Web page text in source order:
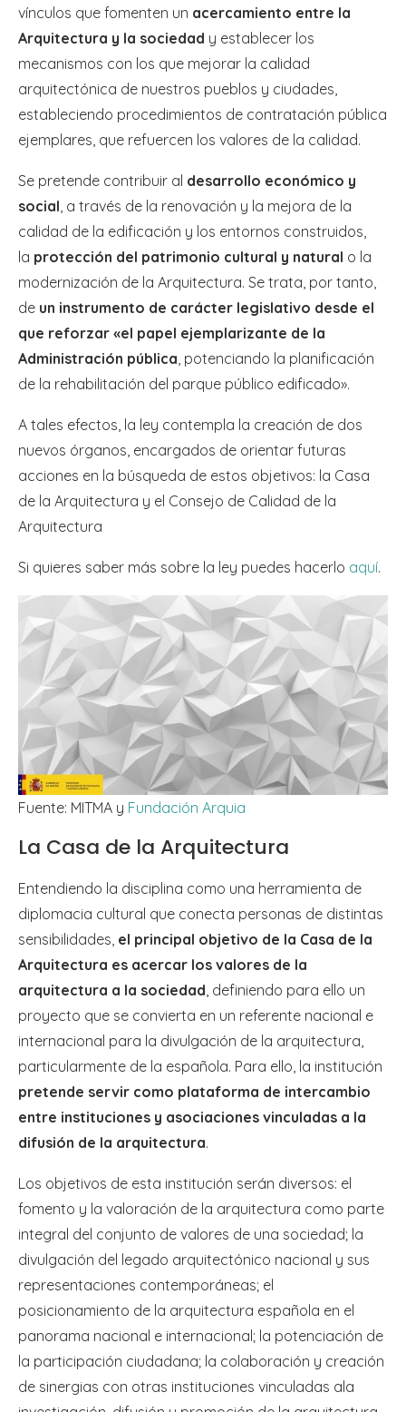
vínculos que fomenten un acercamiento entre la
Arquitectura y la sociedad y establecer los
mecanismos con los que mejorar la calidad
arquitectónica de nuestros pueblos y ciudades,
estableciendo procedimientos de contratación pública
ejemplares, que refuercen los valores de la calidad.
Se pretende contribuir al desarrollo económico y
social, a través de la renovación y la mejora de la
calidad de la edificación y los entornos construidos,
la protección del patrimonio cultural y natural o la
modernización de la Arquitectura. Se trata, por tanto,
de un instrumento de carácter legislativo desde el
que reforzar «el papel ejemplarizante de la
Administración pública, potenciando la planificación
de la rehabilitación del parque público edificado».
A tales efectos, la ley contempla la creación de dos
nuevos órganos, encargados de orientar futuras
acciones en la búsqueda de estos objetivos: la Casa
de la Arquitectura y el Consejo de Calidad de la
Arquitectura
Si quieres saber más sobre la ley puedes hacerlo aquí.
Fuente: MITMA y Fundación Arquia
La Casa de la Arquitectura
Entendiendo la disciplina como una herramienta de
diplomacia cultural que conecta personas de distintas
sensibilidades, el principal objetivo de la Casa de la
Arquitectura es acercar los valores de la
arquitectura a la sociedad , definiendo para ello un
proyecto que se convierta en un referente nacional e
internacional para la divulgación de la arquitectura,
particularmente de la española. Para ello, la institución
pretende servir como plataforma de intercambio
entre instituciones y asociaciones vinculadas a la
difusión de la arquitectura.
Los objetivos de esta institución serán diversos: el
fomento y la valoración de la arquitectura como parte
integral del conjunto de valores de una sociedad; la
divulgación del legado arquitectónico nacional y sus
representaciones contemporáneas; el
posicionamiento de la arquitectura española en el
panorama nacional e internacional; la potenciación de
la participación ciudadana; la colaboración y creación
de sinergias con otras instituciones vinculadas ala